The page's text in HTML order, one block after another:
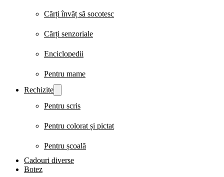
Cărți învăț să socotesc
Cărți senzoriale
Enciclopedii
Pentru mame
Rechizite
Pentru scris
Pentru colorat și pictat
Pentru școală
Cadouri diverse
Botez